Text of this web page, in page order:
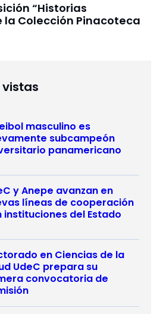
“Historias
Colección Pinacoteca
masculino es
subcampeón
panamericano
y Anepe avanzan en
líneas de cooperación
instituciones del Estado
en Ciencias de la
UdeC prepara su
convocatoria de